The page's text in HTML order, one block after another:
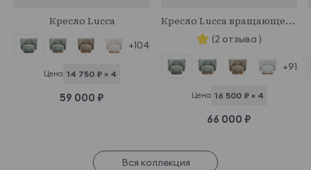
Кресло Lucca
+104
Цена 14 750 ₽ × 4
59 000 ₽
Кресло Lucca вращающееся
(2 отзыва )
+91
Цена 16 500 ₽ × 4
66 000 ₽
Вся коллекция